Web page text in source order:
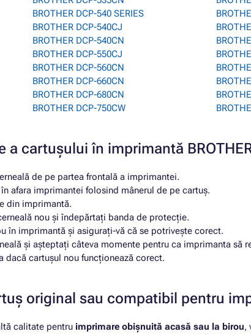
BROTHER DCP-540 SERIES
BROTHER DCP-540CJ
BROTHER DCP-540CN
BROTHER DCP-550CJ
BROTHER DCP-560CN
BROTHER DCP-660CN
BROTHER DCP-680CN
BROTHER DCP-750CW
cartușului în imprimantă
de pe partea frontală a imprimantei.
afara imprimantei folosind mânerul de pe cartuș.
din imprimantă.
nou și îndepărtați banda de protecție.
în imprimantă și asigurați-vă că se potrivește corect.
și așteptați câteva momente pentru ca imprimanta să
dacă cartușul nou funcționează corect.
original sau compatibil pentru
calitate pentru imprimare obișnuită acasă sau la birou,